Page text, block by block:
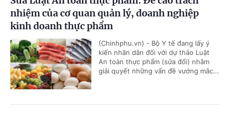
nhiệm của cơ quan quản lý, doanh nghiệp
kinh doanh thực phẩm
(Chinhphu.vn) - Bộ Y tế đang lấy ý
kiến nhân dân đối với dự thảo Luật
An toàn thực phẩm (sửa đổi) nhằm
giải quyết những vấn đề vướng mắc...